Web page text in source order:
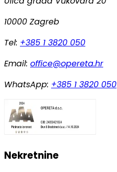
10000 Zagreb
Tel: +385 1 3820 050
Email: office@opereta.hr
WhatsApp: +385 1 3820 050
Nekretnine